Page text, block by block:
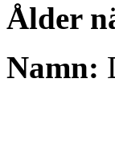
Ålder
Namn: